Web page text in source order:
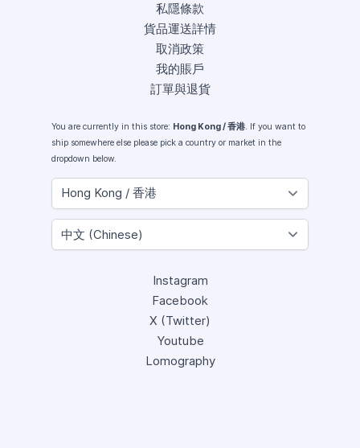
私隱條款
貨品運送詳情
取消政策
我的賬戶
訂單與退貨
You are currently in this store: Hong Kong / 香港. If you want to
ship somewhere else please pick a country or market in the
dropdown below.
Instagram
Facebook
X (Twitter)
Youtube
Lomography